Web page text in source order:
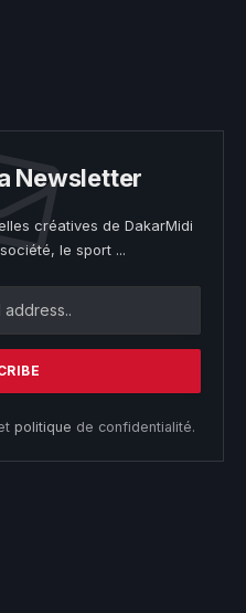
Newsletter
créatives de DakarMidi
le sport ...
politique de confidentialité.